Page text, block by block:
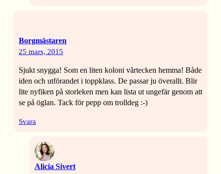
Borgmästaren
25 mars, 2015
Sjukt snygga! Som en liten koloni vårtecken hemma! Både
iden och utförandet i toppklass. De passar ju överallt. Blir
lite nyfiken på storleken men kan lista ut ungefär genom att
se på öglan. Tack för pepp om trolldeg :-)
Svara
Alicia Sivert